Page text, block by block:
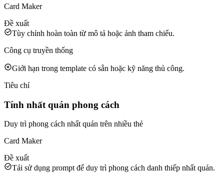
Card Maker
Đề xuất
Tùy chỉnh hoàn toàn từ mô tả hoặc ảnh tham chiếu.
Công cụ truyền thống
Giới hạn trong template có sẵn hoặc kỹ năng thủ công.
Tiêu chí
Tính nhất quán phong cách
Duy trì phong cách nhất quán trên nhiều thẻ
Card Maker
Đề xuất
Tái sử dụng prompt để duy trì phong cách danh thiếp nhất quán.